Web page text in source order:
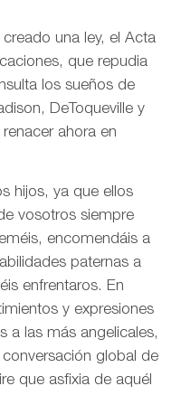
una ley, el Acta
que repudia
los sueños de
DeToqueville y
ahora en
hijos, ya que ellos
vosotros siempre
encomendáis a
paternas a
enfrentaros. En
y expresiones
a las más angelicales,
global de
que asfixia de aquél